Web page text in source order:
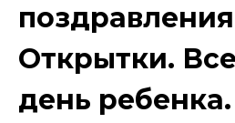
Открытки.
день